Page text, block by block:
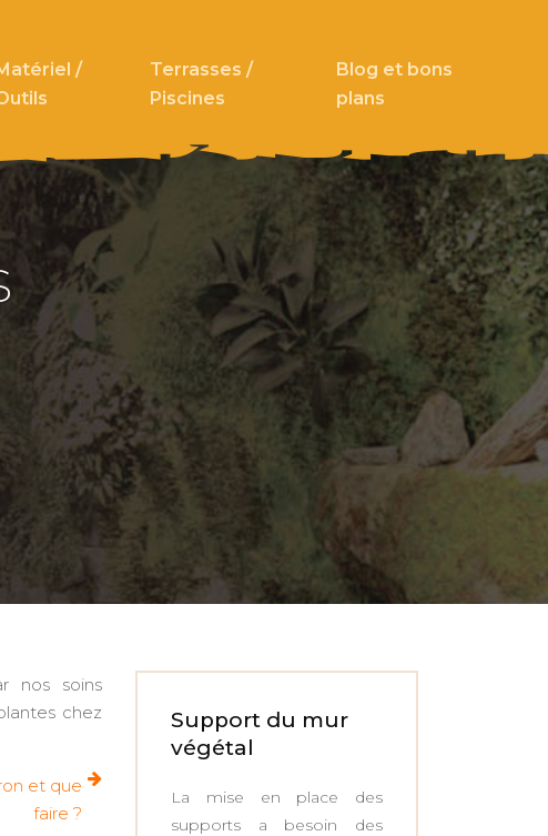
/
Terrasses /
Piscines
Blog et bons
plans
nos soins
chez
et que
faire ?
Support du mur
végétal
La mise en place des
supports a besoin des